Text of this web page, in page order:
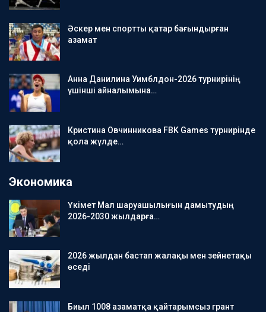
Әскер мен спортты қатар бағындырған
азамат
Анна Данилина Уимблдон-2026 турнирінің
үшінші айналымына…
Кристина Овчинникова FBK Games турнирінде
қола жүлде…
Экономика
Үкімет Мал шаруашылығын дамытудың
2026-2030 жылдарға…
2026 жылдан бастап жалақы мен зейнетақы
өседі
Биыл 1008 азаматқа қайтарымсыз грант